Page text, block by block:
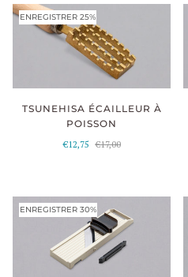
ENREGISTRER 25%
TSUNEHISA ÉCAILLEUR À
POISSON
€12,75 €17,00
ENREGISTRER 30%